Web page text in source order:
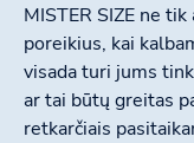
MISTER SIZE ne
poreikius, kai
visada turi jums
ar tai būtų greitas
retkarčiais